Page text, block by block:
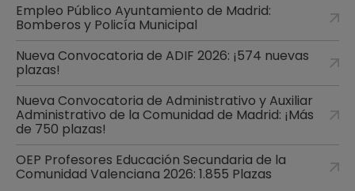
Empleo Público Ayuntamiento de Madrid:
Bomberos y Policía Municipal
Nueva Convocatoria de ADIF 2026: ¡574 nuevas
plazas!
Nueva Convocatoria de Administrativo y Auxiliar
Administrativo de la Comunidad de Madrid: ¡Más
de 750 plazas!
OEP Profesores Educación Secundaria de la
Comunidad Valenciana 2026: 1.855 Plazas